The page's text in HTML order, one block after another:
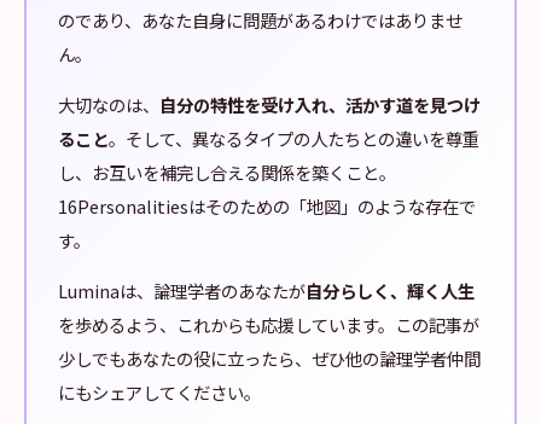
のであり、あなた自身に問題があるわけではありませ
ん。
大切なのは、 自分の特性を受け入れ、活かす道を見つけ
ること。そして、異なるタイプの人たちとの違いを尊重
し、お互いを補完し合える関係を築くこと。
16Personalitiesはそのための「地図」のような存在で
す。
Luminaは、論理学者のあなたが自分らしく、輝く人生
を歩めるよう、これからも応援しています。この記事が
少しでもあなたの役に立ったら、ぜひ他の論理学者仲間
にもシェアしてください。